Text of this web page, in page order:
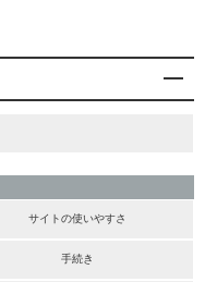
サイトの使いやすさ
手続き